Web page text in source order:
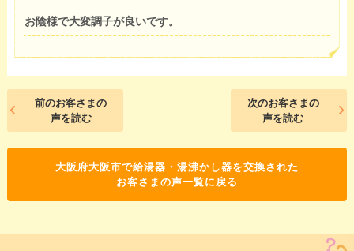
お陰様で大変調子が良いです。
前のお客さまの
声を読む
次のお客さまの
声を読む
大阪府大阪市で給湯器・湯沸かし器を交換された
お客さまの声一覧に戻る